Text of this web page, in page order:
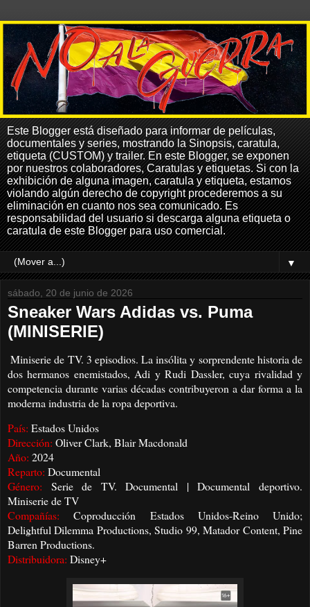
Este Blogger está diseñado para informar de películas,
documentales y series, mostrando la Sinopsis, caratula,
etiqueta (CUSTOM) y trailer. En este Blogger, se exponen
por nuestros colaboradores, Caratulas y etiquetas. Si con la
exhibición de alguna imagen, caratula y etiqueta, estamos
violando algún derecho de copyright procederemos a su
eliminación en cuanto nos sea comunicado. Es
responsabilidad del usuario si descarga alguna etiqueta o
caratula de este Blogger para uso comercial.
▼
sábado, 20 de junio de 2026
Sneaker Wars Adidas vs. Puma
(MINISERIE)
Miniserie de TV. 3 episodios. La insólita y sorprendente historia de
dos hermanos enemistados, Adi y Rudi Dassler, cuya rivalidad y
competencia durante varias décadas contribuyeron a dar forma a la
moderna industria de la ropa deportiva.
País: Estados Unidos
Dirección: Oliver Clark, Blair Macdonald
Año: 2024
Reparto: Documental
Género: Serie de TV. Documental | Documental deportivo.
Miniserie de TV
Compañías: Coproducción Estados Unidos-Reino Unido;
Delightful Dilemma Productions, Studio 99, Matador Content, Pine
Barren Productions.
Distribuidora: Disney+